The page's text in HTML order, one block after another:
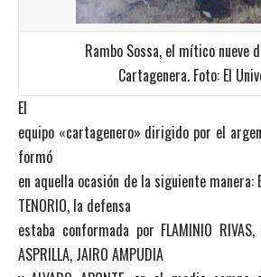
Rambo Sossa, el mítico nueve
Cartagenera. Foto: El
El
equipo «cartagenero» dirigido por el
formó
en aquella ocasión de la siguiente manera:
TENORIO, la defensa
estaba conformada por FLAMINIO RIVAS,
ASPRILLA, JAIRO AMPUDIA